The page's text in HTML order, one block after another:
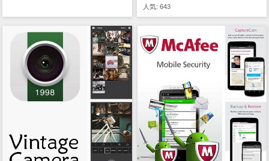
人気: 643